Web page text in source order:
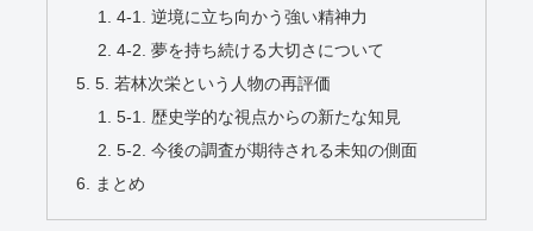
4-1. 逆境に立ち向かう強い精神力
4-2. 夢を持ち続ける大切さについて
5. 若林次栄という人物の再評価
5-1. 歴史学的な視点からの新たな知見
5-2. 今後の調査が期待される未知の側面
まとめ